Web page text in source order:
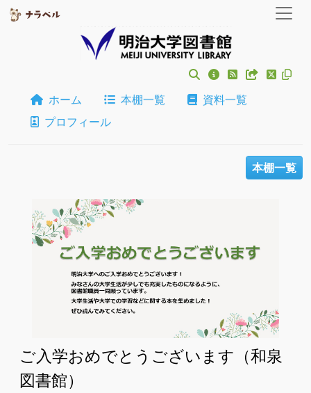
ホーム 本棚一覧
資料一覧
プロフィール
本棚一覧
ご入学おめでとうございます（和泉
図書館）